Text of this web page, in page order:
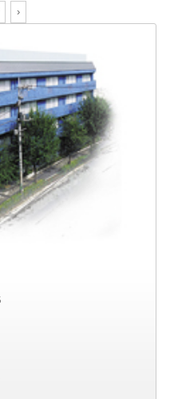
›